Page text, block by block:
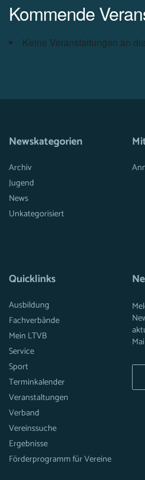
Kommende
Keine Veranstaltungen an
Newskategorien
Archiv
Jugend
News
Unkategorisiert
Quicklinks
Ausbildung
Fachverbände
Mein LTVB
Service
Sport
Terminkalender
Veranstaltungen
Verband
Vereinssuche
Ergebnisse
Förderprogramm für Vereine